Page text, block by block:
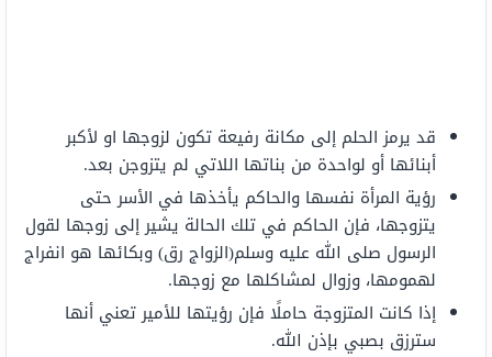
قد يرمز الحلم إلى مكانة رفيعة تكون لزوجها او لأكبر
أبنائها أو لواحدة من بناتها اللاتي لم يتزوجن بعد.
رؤية المرأة نفسها والحاكم يأخذها في الأسر حتى
يتزوجها، فإن الحاكم في تلك الحالة يشير إلى زوجها لقول
الرسول صلى الله عليه وسلم(الزواج رق) وبكائها هو انفراج
لهمومها، وزوال لمشاكلها مع زوجها.
إذا كانت المتزوجة حاملًا فإن رؤيتها للأمير تعني أنها
سترزق بصبي بإذن الله.